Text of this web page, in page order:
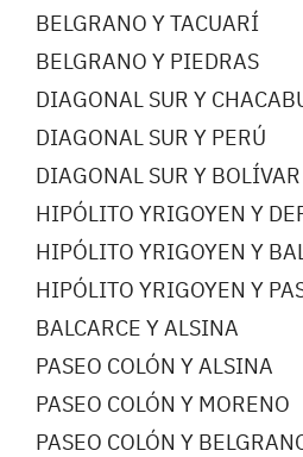
BELGRANO Y TACUARÍ
BELGRANO Y PIEDRAS
DIAGONAL SUR Y
DIAGONAL SUR Y PERÚ
DIAGONAL SUR Y BOLÍVAR
HIPÓLITO YRIGOYEN Y
HIPÓLITO YRIGOYEN Y
HIPÓLITO YRIGOYEN Y
BALCARCE Y ALSINA
PASEO COLÓN Y ALSINA
PASEO COLÓN Y MORENO
PASEO COLÓN Y